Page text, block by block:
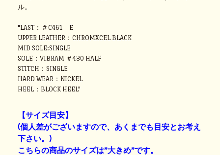
ル。
"LAST：＃C461 E
UPPER LEATHER：CHROMXCEL BLACK
MID SOLE:SINGLE
SOLE：VIBRAM ＃430 HALF
STITCH：SINGLE
HARD WEAR：NICKEL
HEEL：BLOCK HEEL"
【サイズ目安】
(個人差がございますので、あくまでも目安とお考え
下さい。)
こちらの商品のサイズは”大きめ”です。